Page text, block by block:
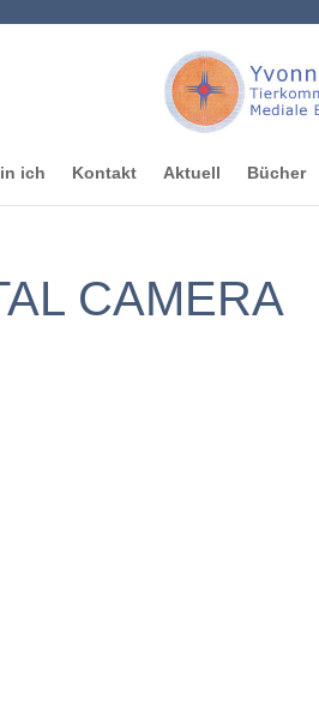
ich Kontakt Aktuell Bücher
CAMERA